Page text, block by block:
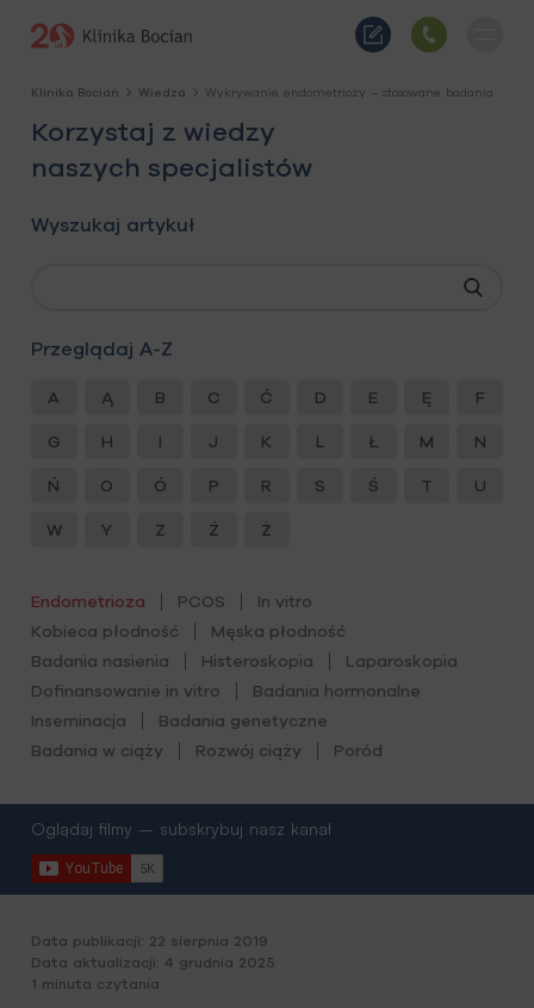
Klinika Bocian Wiedza Wykrywanie endometriozy – stosowane badania
Korzystaj z wiedzy
naszych specjalistów
Wyszukaj artykuł
Przeglądaj A-Z
A Ą B C Ć D E Ę F
G H I J K L Ł M N
Ń O Ó P R S Ś T U
W Y Z Ź Ż
Endometrioza PCOS
In vitro
Kobieca płodność
Męska płodność
Badania nasienia
Histeroskopia
Laparoskopia
Dofinansowanie in vitro
Badania hormonalne
Inseminacja
Badania genetyczne
Badania w ciąży
Rozwój ciąży Poród
Oglądaj filmy – subskrybuj nasz kanał
Data publikacji: 22 sierpnia 2019
Data aktualizacji: 4 grudnia 2025
1 minuta czytania